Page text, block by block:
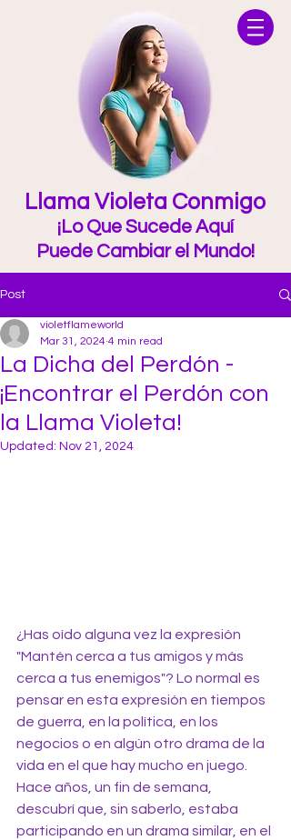
Llama Violeta Conmigo
¡Lo Que Sucede Aquí
Puede Cambiar el Mundo!
Post
La Dicha del Perdón -
¡Encontrar el Perdón con
la Llama Violeta!
violetflameworld
Mar 31, 2024 4 min read
Updated: Nov 21, 2024
¿Has oído alguna vez la expresión
"Mantén cerca a tus amigos y más
cerca a tus enemigos"? Lo normal es
pensar en esta expresión en tiempos
de guerra, en la política, en los
negocios o en algún otro drama de la
vida en el que hay mucho en juego.
Hace años, un fin de semana,
descubrí que, sin saberlo, estaba
participando en un drama similar, en el